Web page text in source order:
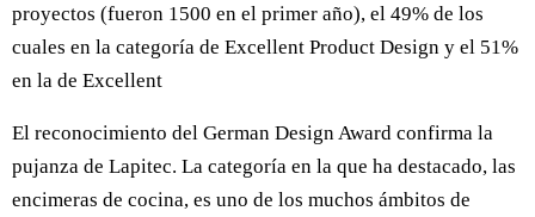
proyectos (fueron 1500 en el primer año), el 49% de los
cuales en la categoría de Excellent Product Design y el 51%
en la de Excellent
El reconocimiento del German Design Award confirma la
pujanza de Lapitec. La categoría en la que ha destacado, las
encimeras de cocina, es uno de los muchos ámbitos de